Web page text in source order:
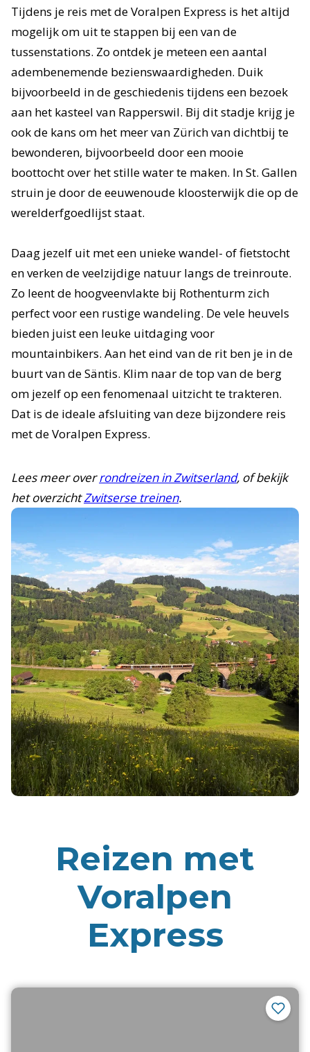
Tijdens je reis met de Voralpen Express is het altijd
mogelijk om uit te stappen bij een van de
tussenstations. Zo ontdek je meteen een aantal
adembenemende bezienswaardigheden. Duik
bijvoorbeeld in de geschiedenis tijdens een bezoek
aan het kasteel van Rapperswil. Bij dit stadje krijg je
ook de kans om het meer van Zürich van dichtbij te
bewonderen, bijvoorbeeld door een mooie
boottocht over het stille water te maken. In St. Gallen
struin je door de eeuwenoude kloosterwijk die op de
werelderfgoedlijst staat.
Daag jezelf uit met een unieke wandel- of fietstocht
en verken de veelzijdige natuur langs de treinroute.
Zo leent de hoogveenvlakte bij Rothenturm zich
perfect voor een rustige wandeling. De vele heuvels
bieden juist een leuke uitdaging voor
mountainbikers. Aan het eind van de rit ben je in de
buurt van de Säntis. Klim naar de top van de berg
om jezelf op een fenomenaal uitzicht te trakteren.
Dat is de ideale afsluiting van deze bijzondere reis
met de Voralpen Express.
Lees meer overrondreizen in Zwitserland, of bekijk
het overzichtZwitserse treinen.
Reizen met
Voralpen
Express